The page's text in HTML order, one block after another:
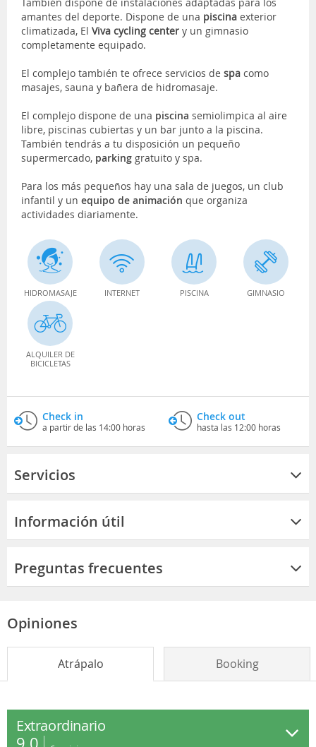
amantes del deporte. Dispone de una piscina exterior
climatizada, El Viva cycling center y un gimnasio
completamente equipado.
El complejo también te ofrece servicios de spa como
masajes, sauna y bañera de hidromasaje.
El complejo dispone de una piscina semiolimpica al aire
libre, piscinas cubiertas y un bar junto a la piscina.
También tendrás a tu disposición un pequeño
supermercado, parking gratuito y spa.
Para los más pequeños hay una sala de juegos, un club
infantil y un equipo de animación que organiza
actividades diariamente.
HIDROMASAJE INTERNET PISCINA GIMNASIO
ALQUILER DE
BICICLETAS
Check in
a partir de las 14:00 horas
Check out
hasta las 12:00 horas
Servicios
Información útil
Preguntas frecuentes
Opiniones
Atrápalo Booking
Extraordinario